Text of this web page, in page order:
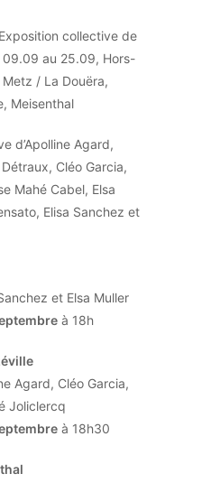
collective de
09.09 au 25.09, Hors-
/ La Douëra,
Meisenthal
d’Apolline Agard,
Cléo Garcia,
Mahé Cabel, Elsa
Elisa Sanchez et
et Elsa Muller
à 18h
Agard, Cléo Garcia,
Joliclercq
à 18h30